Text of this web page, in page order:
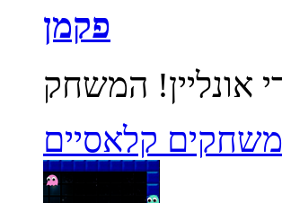
פקמן
משחקים קלאסיים